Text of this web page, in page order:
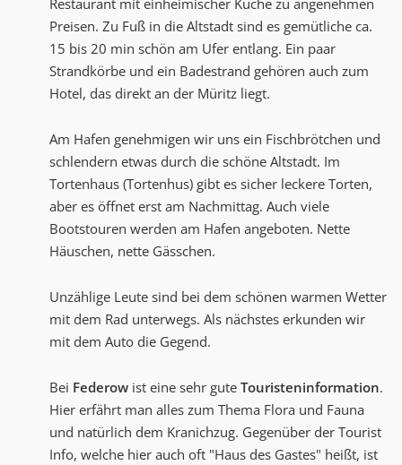
Restaurant mit einheimischer Küche zu angenehmen
Preisen. Zu Fuß in die Altstadt sind es gemütliche ca.
15 bis 20 min schön am Ufer entlang. Ein paar
Strandkörbe und ein Badestrand gehören auch zum
Hotel, das direkt an der Müritz liegt.
Am Hafen genehmigen wir uns ein Fischbrötchen und
schlendern etwas durch die schöne Altstadt. Im
Tortenhaus (Tortenhus) gibt es sicher leckere Torten,
aber es öffnet erst am Nachmittag. Auch viele
Bootstouren werden am Hafen angeboten. Nette
Häuschen, nette Gässchen.
Unzählige Leute sind bei dem schönen warmen Wetter
mit dem Rad unterwegs. Als nächstes erkunden wir
mit dem Auto die Gegend.
Bei Federow ist eine sehr gute Touristeninformation.
Hier erfährt man alles zum Thema Flora und Fauna
und natürlich dem Kranichzug. Gegenüber der Tourist
Info, welche hier auch oft "Haus des Gastes" heißt, ist